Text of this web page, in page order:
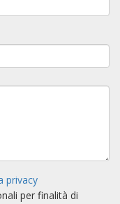
privacy
per finalità di